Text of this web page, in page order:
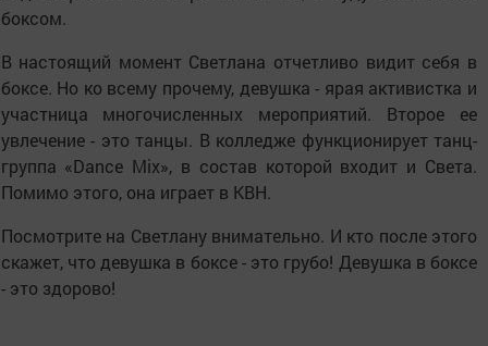
боксом.
В настоящий момент Светлана отчетливо видит себя в
боксе. Но ко всему прочему, девушка - ярая активистка и
участница многочисленных мероприятий. Второе ее
увлечение - это танцы. В колледже функционирует танц-
группа «Dance Mix», в состав которой входит и Света.
Помимо этого, она играет в КВН.
Посмотрите на Светлану внимательно. И кто после этого
скажет, что девушка в боксе - это грубо! Девушка в боксе
- это здорово!